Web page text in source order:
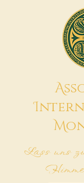
A
I
M
Lass uns